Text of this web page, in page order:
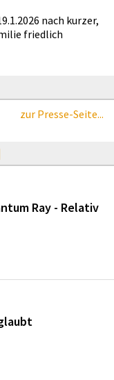
nach kurzer,
friedlich
zur Presse-Seite...
Ray - Relativ